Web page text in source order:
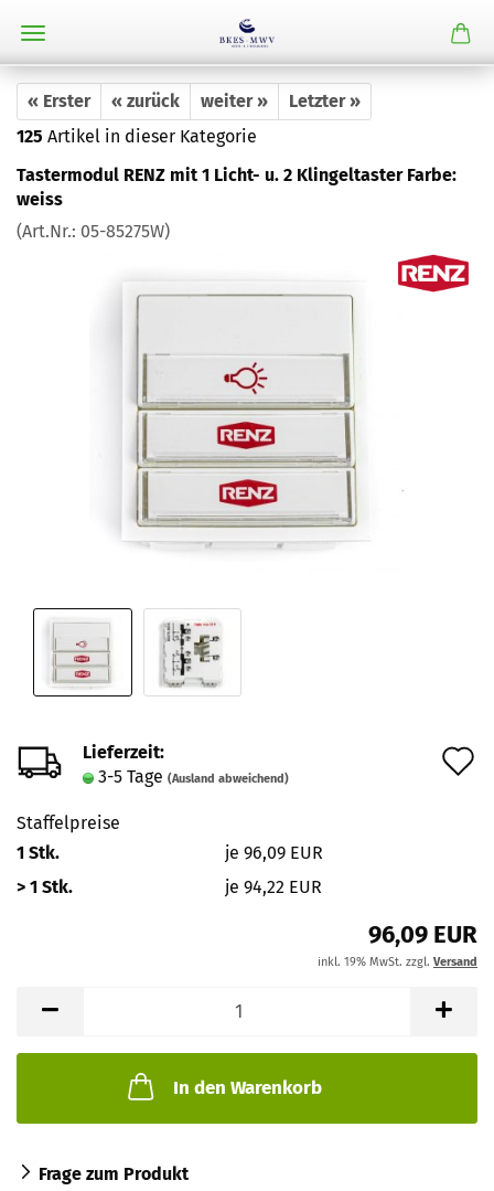
« Erster « zurück weiter »
Letzter »
125 Artikel in dieser Kategorie
Tastermodul RENZ mit 1 Licht- u. 2 Klingeltaster Farbe:
weiss
(Art.Nr.: 05-85275W)
Lieferzeit:
3-5 Tage (Ausland abweichend)
Staffelpreise
1 Stk.
je 96,09 EUR
> 1 Stk.
je 94,22 EUR
96,09 EUR
inkl. 19% MwSt. zzgl. Versand
In den Warenkorb
Frage zum Produkt